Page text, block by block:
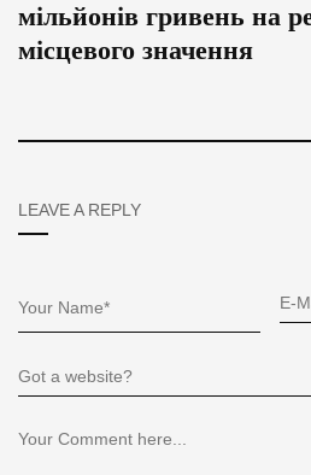
мільйонів гривень на
місцевого значення
LEAVE A REPLY